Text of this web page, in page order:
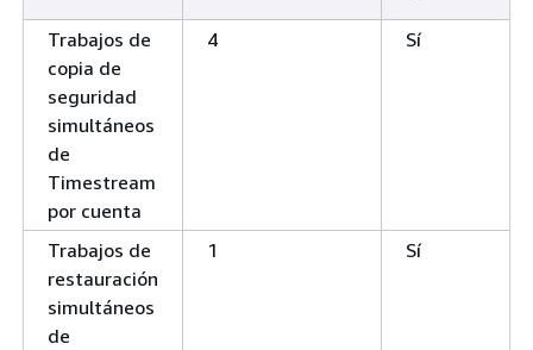
Trabajos de
copia de
seguridad
simultáneos
de
Timestream
por cuenta
4 Sí
Trabajos de
restauración
simultáneos
de
1 Sí